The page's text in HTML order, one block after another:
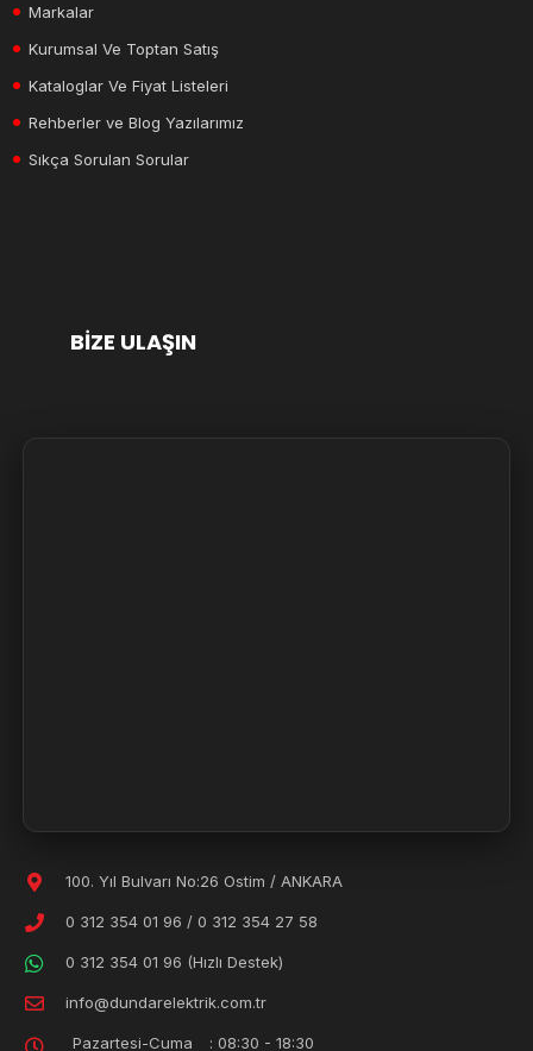
Markalar
Kurumsal Ve Toptan Satış
Kataloglar Ve Fiyat Listeleri
Rehberler ve Blog Yazılarımız
Sıkça Sorulan Sorular
BİZE ULAŞIN
100. Yıl Bulvarı No:26 Ostim / ANKARA
0 312 354 01 96 / 0 312 354 27 58
0 312 354 01 96 (Hızlı Destek)
info@dundarelektrik.com.tr
Pazartesi-Cuma : 08:30 - 18:30